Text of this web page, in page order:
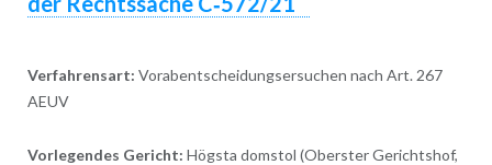
Verfahrensart: Vorabentscheidungsersuchen nach Art. 267
AEUV
Vorlegendes Gericht: Högsta domstol (Oberster Gerichtshof,